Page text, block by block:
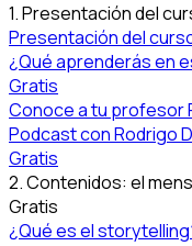
1. Presentación del
Presentación del
¿Qué aprenderás en
Gratis
Conoce a tu profesor
Podcast con Rodrigo
Gratis
2. Contenidos: el
Gratis
¿Qué es el